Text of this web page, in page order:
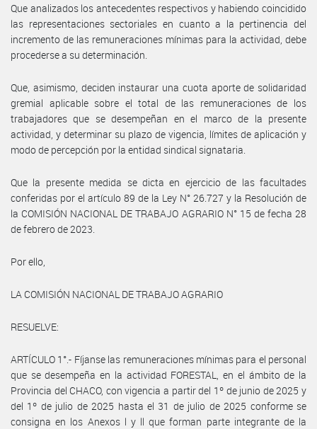
Que analizados los antecedentes respectivos y habiendo coincidido
las representaciones sectoriales en cuanto a la pertinencia del
incremento de las remuneraciones mínimas para la actividad, debe
procederse a su determinación.
Que, asimismo, deciden instaurar una cuota aporte de solidaridad
gremial aplicable sobre el total de las remuneraciones de los
trabajadores que se desempeñan en el marco de la presente
actividad, y determinar su plazo de vigencia, límites de aplicación y
modo de percepción por la entidad sindical signataria.
Que la presente medida se dicta en ejercicio de las facultades
conferidas por el artículo 89 de la Ley N° 26.727 y la Resolución de
la COMISIÓN NACIONAL DE TRABAJO AGRARIO N° 15 de fecha 28
de febrero de 2023.
Por ello,
LA COMISIÓN NACIONAL DE TRABAJO AGRARIO
RESUELVE:
ARTÍCULO 1°.- Fíjanse las remuneraciones mínimas para el personal
que se desempeña en la actividad FORESTAL, en el ámbito de la
Provincia del CHACO, con vigencia a partir del 1º de junio de 2025 y
del 1º de julio de 2025 hasta el 31 de julio de 2025 conforme se
consigna en los Anexos l y ll que forman parte integrante de la